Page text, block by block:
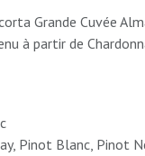
Grande Cuvée
à partir de
Pinot Blanc, Pinot